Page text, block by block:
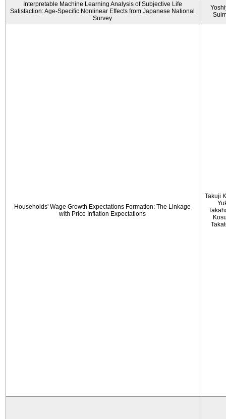
Interpretable Machine Learning Analysis of Subjective Life
Satisfaction: Age-Specific Nonlinear Effects from Japanese National
Survey
Households' Wage Growth Expectations Formation: The Linkage
with Price Inflation Expectations
Takuji